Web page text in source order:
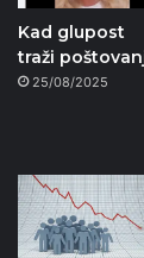
Kad glupost
traži
25/08/2025